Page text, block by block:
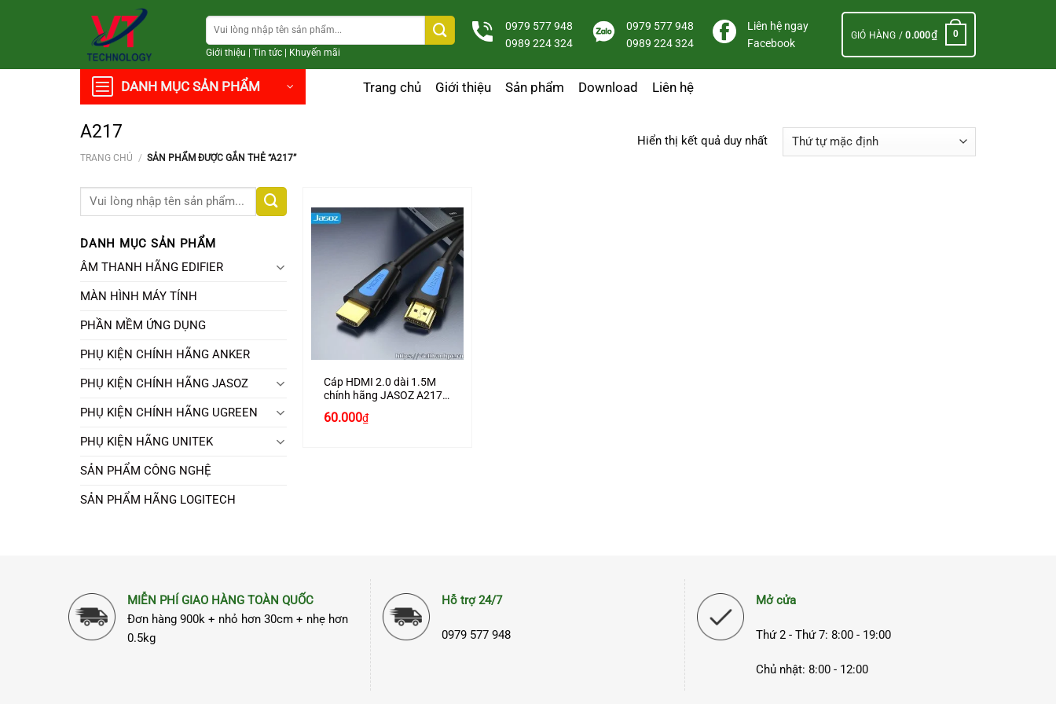
Tìm
kiếm:
Giới thiệu Tin tức| Khuyến mãi
0979 577 948
0989 224 324
0979 577 948
0989 224 324
Liên hệ ngay
Facebook
GIỎ HÀNG /0.000₫ 0
DANH MỤC SẢN PHẨM Trang chủ Giới thiệu Sản phẩm Download Liên hệ
A217
TRANG CHỦ / SẢN PHẨM ĐƯỢC GẮN THẺ “A217”
Hiển thị kết quả duy nhất
Tìm
DANH MỤC SẢN PHẨM
ÂM THANH HÃNG EDIFIER
MÀN HÌNH MÁY TÍNH
PHẦN MỀM ỨNG DỤNG
PHỤ KIỆN CHÍNH HÃNG ANKER
PHỤ KIỆN CHÍNH HÃNG JASOZ
PHỤ KIỆN CHÍNH HÃNG UGREEN
PHỤ KIỆN HÃNG UNITEK
SẢN PHẨM CÔNG NGHỆ
SẢN PHẨM HÃNG LOGITECH
Cáp HDMI 2.0 dài 1.5M
chính hãng JASOZ A217
60.000₫
MIỄN PHÍ GIAO HÀNG TOÀN QUỐC
Đơn hàng 900k + nhỏ hơn 30cm + nhẹ hơn
0.5kg
Hỗ trợ 24/7
0979 577 948
Mở cửa
Thứ 2 - Thứ 7: 8:00 - 19:00
Chủ nhật: 8:00 - 12:00